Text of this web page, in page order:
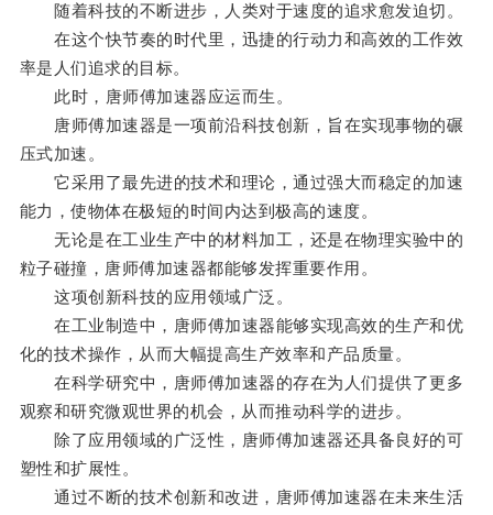
随着科技的不断进步，人类对于速度的追求愈发迫切。
在这个快节奏的时代里，迅捷的行动力和高效的工作效
率是人们追求的目标。
此时，唐师傅加速器应运而生。
唐师傅加速器是一项前沿科技创新，旨在实现事物的碾
压式加速。
它采用了最先进的技术和理论，通过强大而稳定的加速
能力，使物体在极短的时间内达到极高的速度。
无论是在工业生产中的材料加工，还是在物理实验中的
粒子碰撞，唐师傅加速器都能够发挥重要作用。
这项创新科技的应用领域广泛。
在工业制造中，唐师傅加速器能够实现高效的生产和优
化的技术操作，从而大幅提高生产效率和产品质量。
在科学研究中，唐师傅加速器的存在为人们提供了更多
观察和研究微观世界的机会，从而推动科学的进步。
除了应用领域的广泛性，唐师傅加速器还具备良好的可
塑性和扩展性。
通过不断的技术创新和改进，唐师傅加速器在未来生活